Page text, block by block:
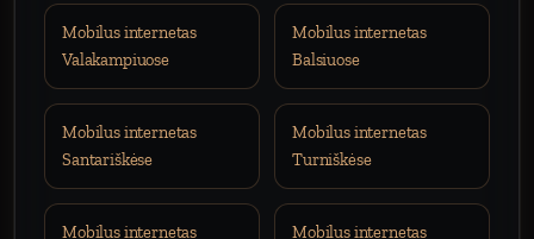
Mobilus internetas
Valakampiuose
Mobilus internetas
Balsiuose
Mobilus internetas
Santariškėse
Mobilus internetas
Turniškėse
Mobilus internetas Mobilus internetas